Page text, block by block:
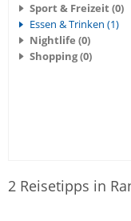
Sport & Freizeit (0)
Essen & Trinken (1)
Nightlife (0)
Shopping (0)
2 Reisetipps in